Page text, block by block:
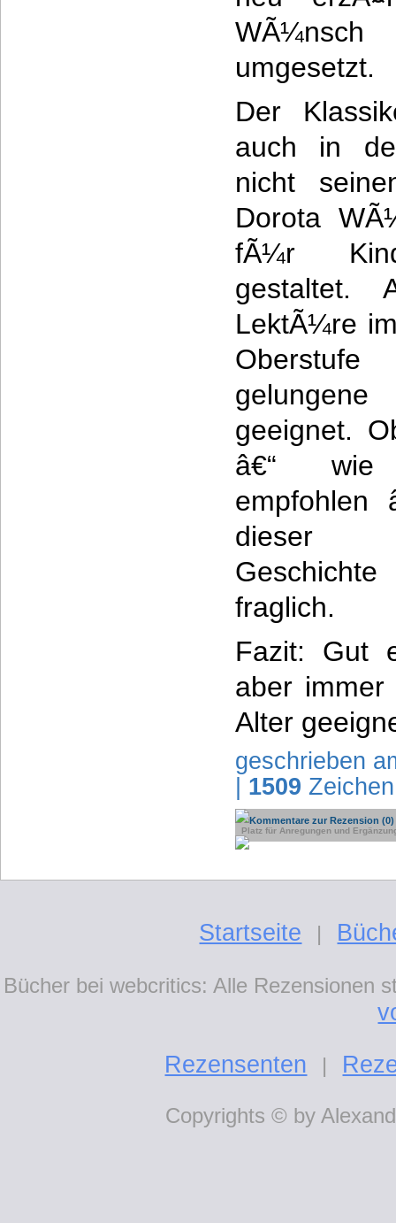
umgesetzt.
Der
auch in
nicht
Dorota
fÃ¼r
gestaltet.
LektÃ¼re
geeignet.
â€“ wie
empfohlen
dieser
fraglich.
Fazit: Gut
aber
Alter
geschrieben
1509 Zeichen
Kommentare zur Rezension (0)
Platz für Anregungen und
Startseite |
Bücher bei webcritics: Alle Rezensionen
Rezensenten
|
Copyrights © by